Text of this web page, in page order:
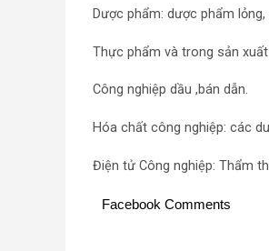
Dược phẩm: dược phẩm
Thực phẩm và trong sản
Công nghiệp dầu ,bán dẫn.
Hóa chất công nghiệp: các
Điện tử Công nghiệp: Thẩm
Facebook Comments